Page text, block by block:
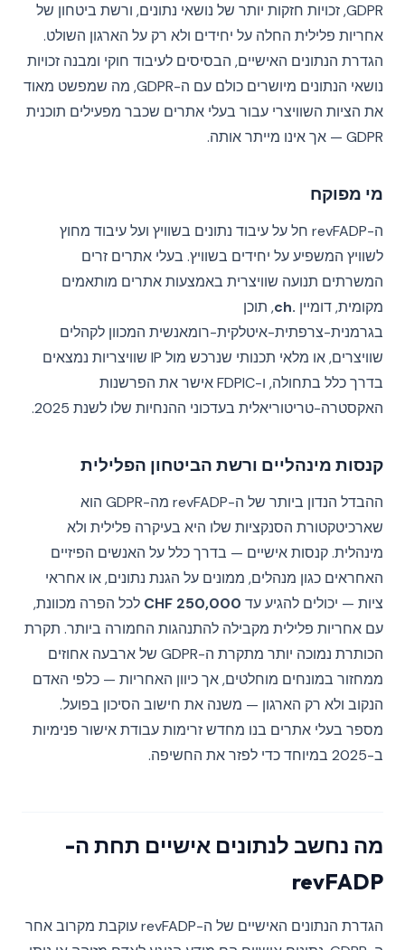
GDPR, זכויות חזקות יותר של נושאי נתונים, ורשת ביטחון של
אחריות פלילית החלה על יחידים ולא רק על הארגון השולט.
הגדרת הנתונים האישיים, הבסיסים לעיבוד חוקי ומבנה זכויות
נושאי הנתונים מיושרים כולם עם ה-GDPR, מה שמפשט מאוד
את הציות השוויצרי עבור בעלי אתרים שכבר מפעילים תוכנית
GDPR — אך אינו מייתר אותה.
מי מפוקח
ה-revFADP חל על עיבוד נתונים בשוויץ ועל עיבוד מחוץ
לשוויץ המשפיע על יחידים בשוויץ. בעלי אתרים זרים
המשרתים תנועה שוויצרית באמצעות אתרים מותאמים
מקומית, דומיין .ch
, תוכן
בגרמנית-צרפתית-איטלקית-רומאנשית המכוון לקהלים
שוויצרים, או מלאי תכנותי שנרכש מול IP שוויצריות נמצאים
בדרך כלל בתחולה, ו-FDPIC אישר את הפרשנות
האקסטרה-טריטוריאלית בעדכוני ההנחיות שלו לשנת 2025.
קנסות מינהליים ורשת הביטחון הפלילית
ההבדל הנדון ביותר של ה-revFADP מה-GDPR הוא
שארכיטקטורת הסנקציות שלו היא בעיקרה פלילית ולא
מינהלית. קנסות אישיים — בדרך כלל על האנשים הפיזיים
האחראים כגון מנהלים, ממונים על הגנת נתונים, או אחראי
ציות — יכולים להגיע עד 250,000 CHF
לכל הפרה מכוונת,
עם אחריות פלילית מקבילה להתנהגות החמורה ביותר. תקרת
הכותרת נמוכה יותר מתקרת ה-GDPR של ארבעה אחוזים
ממחזור במונחים מוחלטים, אך כיוון האחריות — כלפי האדם
הנקוב ולא רק הארגון — משנה את חישוב הסיכון בפועל.
מספר בעלי אתרים בנו מחדש זרימות עבודת אישור פנימיות
ב-2025 במיוחד כדי לפזר את החשיפה.
מה נחשב לנתונים אישיים תחת ה-
revFADP
הגדרת הנתונים האישיים של ה-revFADP עוקבת מקרוב אחר